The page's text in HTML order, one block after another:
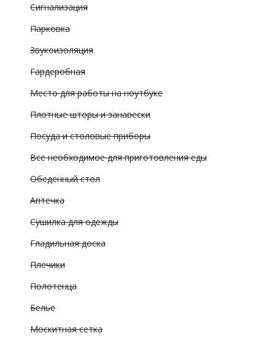
Сигнализация
Парковка
Звукоизоляция
Гардеробная
Место для работы на ноутбуке
Плотные шторы и занавески
Посуда и столовые приборы
Все необходимое для приготовления еды
Обеденный стол
Аптечка
Сушилка для одежды
Гладильная доска
Плечики
Полотенца
Белье
Москитная сетка